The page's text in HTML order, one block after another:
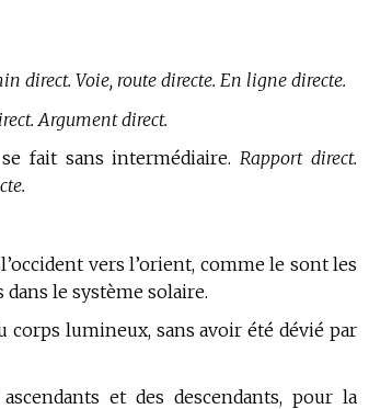
direct. Voie, route directe. En ligne directe.
Argument direct.
fait sans intermédiaire.Rapport direct.
vers l’orient, comme le sont les
le système solaire.
lumineux, sans avoir été dévié par
et des descendants, pour la